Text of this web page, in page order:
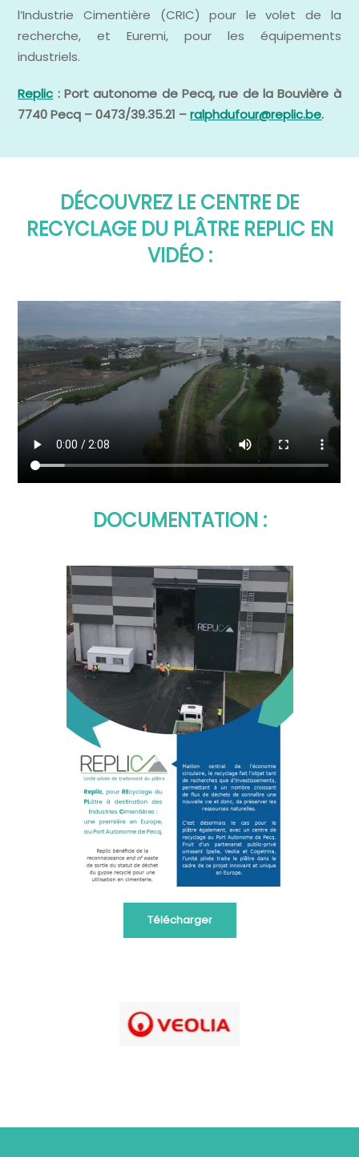
l’Industrie Cimentière (CRIC) pour le volet de la
recherche, et Euremi, pour les équipements
industriels.
Replic : Port autonome de Pecq, rue de la Bouvière à
7740 Pecq – 0473/39.35.21 – ralphdufour@replic.be.
DÉCOUVREZ LE CENTRE DE
RECYCLAGE DU PLÂTRE REPLIC EN
VIDÉO :
DOCUMENTATION :
Télécharger